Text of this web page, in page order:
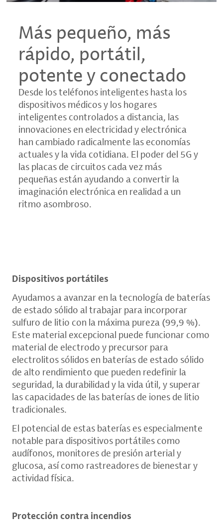
Más pequeño, más
rápido, portátil,
potente y conectado
Desde los teléfonos inteligentes hasta los
dispositivos médicos y los hogares
inteligentes controlados a distancia, las
innovaciones en electricidad y electrónica
han cambiado radicalmente las economías
actuales y la vida cotidiana. El poder del 5G y
las placas de circuitos cada vez más
pequeñas están ayudando a convertir la
imaginación electrónica en realidad a un
ritmo asombroso.
Dispositivos portátiles
Ayudamos a avanzar en la tecnología de baterías
de estado sólido al trabajar para incorporar
sulfuro de litio con la máxima pureza (99,9 %).
Este material excepcional puede funcionar como
material de electrodo y precursor para
electrolitos sólidos en baterías de estado sólido
de alto rendimiento que pueden redefinir la
seguridad, la durabilidad y la vida útil, y superar
las capacidades de las baterías de iones de litio
tradicionales.
El potencial de estas baterías es especialmente
notable para dispositivos portátiles como
audífonos, monitores de presión arterial y
glucosa, así como rastreadores de bienestar y
actividad física.
Protección contra incendios